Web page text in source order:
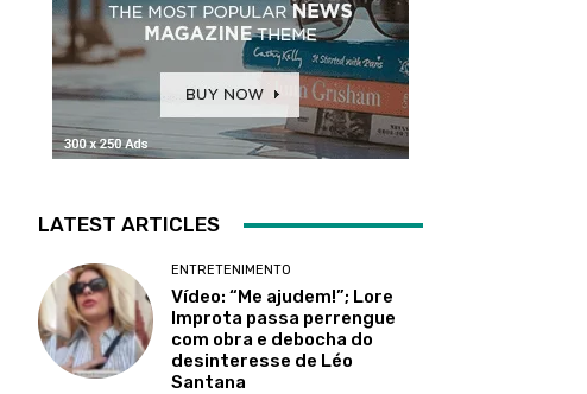
LATEST ARTICLES
ENTRETENIMENTO
Vídeo: “Me ajudem!”; Lore
Improta passa perrengue
com obra e debocha do
desinteresse de Léo
Santana